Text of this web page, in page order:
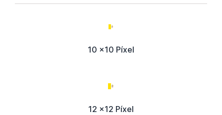
10 x10 Píxel
12 x12 Píxel